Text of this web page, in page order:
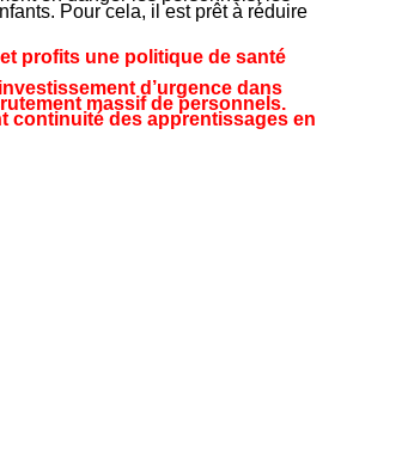
Pour cela, il est prêt à réduire
profits une politique de santé
d’urgence dans
massif de personnels.
continuité des apprentissages en